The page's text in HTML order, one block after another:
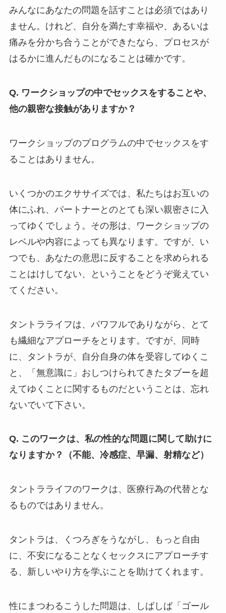
みんなにあなたの問題を話すことは必須ではあり
ません。けれど、自分を満たす幸福や、あるいは
痛みを分かち合うことができたなら、プロセスが
はるかに進んだものになることは確かです。
Q. ワークショップの中でセックスをすることや、
他の親密な接触がありますか？
ワークショップのプログラムの中でセックスをす
ることはありません。
いくつかのエクササイズでは、私たちはお互いの
体にふれ、パートナーとのとても深い親密さに入
ってゆくでしょう。その形は、ワークショップの
レベルや内容によっても異なります。ですが、い
つでも、あなたの意思に反することを求められる
ことはけしてない、ということをどうぞ覚えてい
てください。
タントラライフは、パワフルでありながら、とて
も繊細なアプローチをとります。ですが、同時
に、タントラが、自分自身の体を受容してゆくこ
と、「無意識に」おしつけられてきたタブーを超
えてゆくことに関するものだということは、忘れ
ないでいて下さい。
Q. このワークは、私の性的な問題に関して助けに
なりますか？（不能、冷感症、早漏、射精など）
タントラライフのワークは、医療行為の代替とな
るものではありません。
タントラは、くつろぎをうながし、もっと自由
に、不安になることなくセックスにアプローチす
る、新しいやり方を学ぶことを助けてくれます。
性にまつわるこうした問題は、しばしば「ゴール